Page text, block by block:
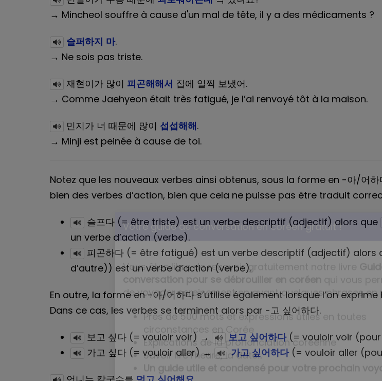
→ Mincheol souffre à cause d'un mal de tête, il y a des médicaments ?
슬퍼하지 마.
→ Ne sois pas triste.
재현이가 많이 피곤해해서 집에 일찍 보냈어.
→ Comme Jaehyeon était très fatigué, je l’ai renvoyé tôt à la maison.
민지가 너 때문에 많이 섭섭해해.
→ Minji est peinée à cause de toi.
Notez que les nouveaux verbes ainsi obtenus, sous la forme en -아/어
bien des verbes d’action, bien que cela ne puisse pas être traduit
슬프다 (= être triste) est un verbe descriptif (adjectif) alors que
un verbe d’action (verbe).
피곤하다 (= être fatigué) est un verbe descriptif (adjectif) alors
d’autre)) est un verbe d’action (verbe).
En outre, la forme en -아/어하다 s’utilise également lorsque l’on
Dans ce cas, les verbes se terminent alors par -고 싶어하다.
보고 싶다 (= vouloir voir) → 보고 싶어하다(= vouloir voir (pour
가고 싶다 (= vouloir aller) →
가고 싶어하다(= vouloir aller
Votre guide de conversation en coréen gratuit !
Vous êtes libre de recevoir gratuitement notre livre
conversation pour se débrouiller en coréen qui vous
de voyager sereinement en ayant quelques phrases en